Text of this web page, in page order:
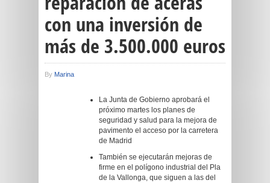
con una inversión de
más de 3.500.000 euros
By Marina
La Junta de Gobierno aprobará el
próximo martes los planes de
seguridad y salud para la mejora de
pavimento el acceso por la carretera
de Madrid
También se ejecutarán mejoras de
firme en el polígono industrial del Pla
de la Vallonga, que siguen a las del